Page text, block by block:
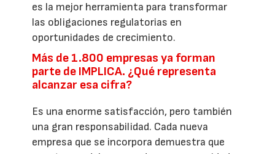
es la mejor herramienta para transformar
las obligaciones regulatorias en
oportunidades de crecimiento.
Más de 1.800 empresas ya forman
parte de IMPLICA. ¿Qué representa
alcanzar esa cifra?
Es una enorme satisfacción, pero también
una gran responsabilidad. Cada nueva
empresa que se incorpora demuestra que